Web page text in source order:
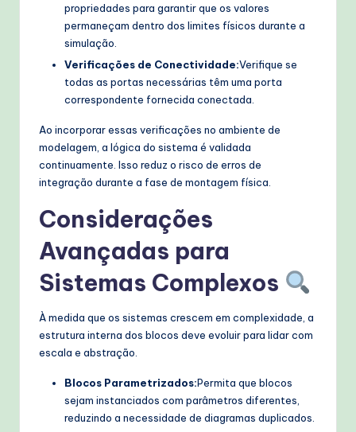
propriedades para garantir que os valores
permaneçam dentro dos limites físicos durante a
simulação.
Verificações de Conectividade:Verifique se
todas as portas necessárias têm uma porta
correspondente fornecida conectada.
Ao incorporar essas verificações no ambiente de
modelagem, a lógica do sistema é validada
continuamente. Isso reduz o risco de erros de
integração durante a fase de montagem física.
Considerações
Avançadas para
Sistemas Complexos
À medida que os sistemas crescem em complexidade, a
estrutura interna dos blocos deve evoluir para lidar com
escala e abstração.
Blocos Parametrizados:Permita que blocos
sejam instanciados com parâmetros diferentes,
reduzindo a necessidade de diagramas duplicados.